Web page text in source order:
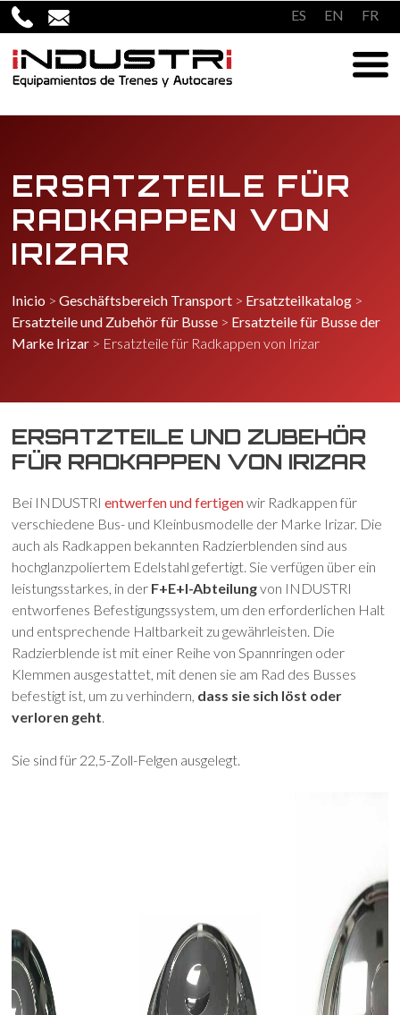
Überspringen
zum
Inhalt
ES EN FR
ERSATZTEILE FÜR
RADKAPPEN VON
IRIZAR
Inicio >Geschäftsbereich Transport > Ersatzteilkatalog >
Ersatzteile und Zubehör für Busse > Ersatzteile für Busse der
Marke Irizar > Ersatzteile für Radkappen von Irizar
ERSATZTEILE UND ZUBEHÖR
FÜR RADKAPPEN VON IRIZAR
Bei INDUSTRIentwerfen und fertigenwir Radkappen für
verschiedene Bus- und Kleinbusmodelle der Marke Irizar. Die
auch als Radkappen bekannten Radzierblenden sind aus
hochglanzpoliertem Edelstahl gefertigt. Sie verfügen über ein
leistungsstarkes, in der F+E+I-Abteilungvon INDUSTRI
entworfenes Befestigungssystem, um den erforderlichen Halt
und entsprechende Haltbarkeit zu gewährleisten. Die
Radzierblende ist mit einer Reihe von Spannringen oder
Klemmen ausgestattet, mit denen sie am Rad des Busses
befestigt ist, um zu verhindern, dass sie sich löst oder
verloren geht.
Sie sind für 22,5-Zoll-Felgen ausgelegt.